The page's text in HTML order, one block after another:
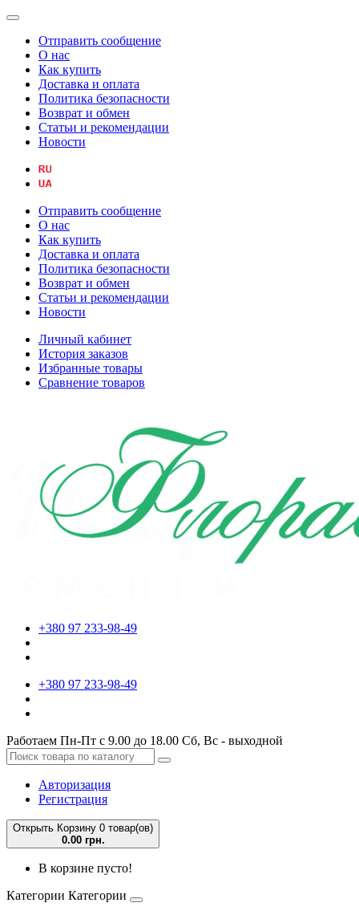
Отправить сообщение
О нас
Как купить
Доставка и оплата
Политика безопасности
Возврат и обмен
Статьи и рекомендации
Новости
Отправить сообщение
О нас
Как купить
Доставка и оплата
Политика безопасности
Возврат и обмен
Статьи и рекомендации
Новости
Личный кабинет
История заказов
Избранные товары
Сравнение товаров
+380 97 233-98-49
+380 97 233-98-49
Работаем Пн-Пт с 9.00 до 18.00 Сб, Вс - выходной
Авторизация
Регистрация
Открыть Корзину 0 товар(ов)
0.00 грн.
В корзине пусто!
Категории Категории